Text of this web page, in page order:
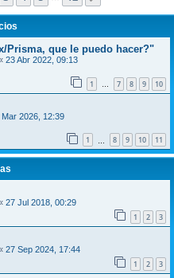
Prisma, que le puedo hacer?"
23 Abr 2022, 09:13
1 … 7 8 9 10
Mar 2026, 12:39
1 8 9 10 11
27 Jul 2018, 00:29
1 2 3
27 Sep 2024, 17:44
1 2 3